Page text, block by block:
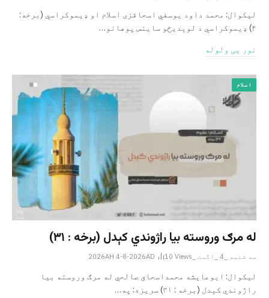
لیکوال: محمد داود یوسفي اسحاقزی اسلام او ډیموکراسي (برخه:
۴) ډیموکراسي د لوېدیځو ساینس پوهانو…
نور یی ولوله
اسلام
له مرګ وروسته بیا راژوندي کېدل (برخه : ۳۱)
سه شنبه _4 _اگست _2026AH 4-8-2026AD 10 Views
لیکوال: ابوعایشه محمداسحاق صالحي له مرګ وروسته بیا
راژوندي کېدل (برخه : ۳۱) سریزه: په…